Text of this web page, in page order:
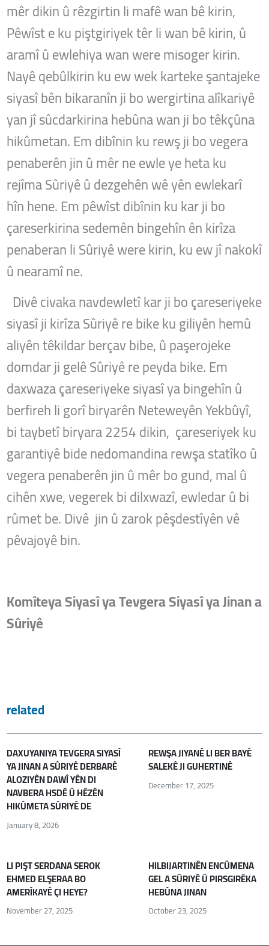
mêr dikin û rêzgirtin li mafê wan bê kirin,
Pêwîst e ku piştgiriyek têr li wan bê kirin, û
aramî û ewlehiya wan were misoger kirin.
Nayê qebûlkirin ku ew wek karteke şantajeke
siyasî bên bikaranîn ji bo wergirtina alîkariyê
yan jî sûcdarkirina hebûna wan ji bo têkçûna
hikûmetan. Em dibînin ku rewş ji bo vegera
penaberên jin û mêr ne ewle ye heta ku
rejîma Sûriyê û dezgehên wê yên ewlekarî
hîn hene. Em pêwîst dibînin ku kar ji bo
çareserkirina sedemên bingehîn ên kirîza
penaberan li Sûriyê were kirin, ku ew jî nakokî
û nearamî ne.
Divê civaka navdewletî kar ji bo çareseriyeke
siyasî ji kirîza Sûriyê re bike ku giliyên hemû
aliyên têkildar berçav bibe, û paşerojeke
domdar ji gelê Sûriyê re peyda bike. Em
daxwaza çareseriyeke siyasî ya bingehîn û
berfireh li gorî biryarên Neteweyên Yekbûyî,
bi taybetî biryara 2254 dikin, çareseriyek ku
garantiyê bide nedomandina rewşa statîko û
vegera penaberên jin û mêr bo gund, mal û
cihên xwe, vegerek bi dilxwazî, ewledar û bi
rûmet be. Divê jin û zarok pêşdestîyên vê
pêvajoyê bin.
Komîteya Siyasî ya Tevgera Siyasî ya Jinan a
Sûriyê
related
DAXUYANIYA TEVGERA SIYASÎ
YA JINAN A SÛRIYÊ DERBARÊ
ALOZIYÊN DAWÎ YÊN DI
NAVBERA HSDÊ Û HÊZÊN
HIKÛMETA SÛRIYÊ DE
January 8, 2026
REWŞA JIYANÊ LI BER BAYÊ
SALEKÊ JI GUHERTINÊ
December 17, 2025
LI PIŞT SERDANA SEROK
EHMED ELŞERAA BO
AMERÎKAYÊ ÇI HEYE?
November 27, 2025
HILBIJARTINÊN ENCÛMENA
GEL A SÛRIYÊ Û PIRSGIRÊKA
HEBÛNA JINAN
October 23, 2025